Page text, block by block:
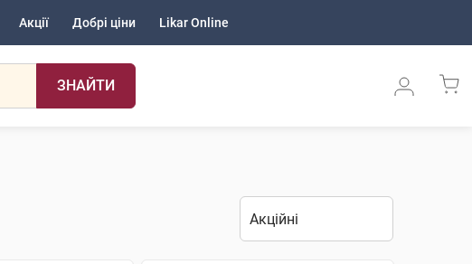
Акції Добрі ціни Likar Online
ЗНАЙТИ